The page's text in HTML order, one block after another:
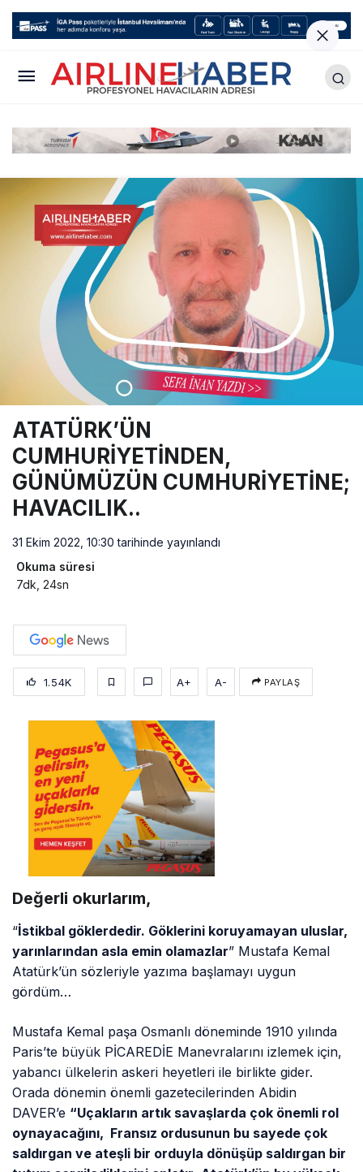
ATATÜRK’ÜN
CUMHURİYETİNDEN,
GÜNÜMÜZÜN CUMHURİYETİNE;
HAVACILIK..
31 Ekim 2022, 10:30 tarihinde yayınlandı
Okuma süresi
7dk, 24sn
1.54K A+ A- PAYLAŞ
Değerli okurlarım,
“İstikbal göklerdedir. Göklerini koruyamayan uluslar,
yarınlarından asla emin olamazlar” Mustafa Kemal
Atatürk’ün sözleriyle yazıma başlamayı uygun
gördüm…
Mustafa Kemal paşa Osmanlı döneminde 1910 yılında
Paris’te büyük PİCAREDİE Manevralarını izlemek için,
yabancı ülkelerin askeri heyetleri ile birlikte gider.
Orada dönemin önemli gazetecilerinden Abidin
DAVER’e “Uçakların artık savaşlarda çok önemli rol
oynayacağını, Fransız ordusunun bu sayede çok
saldırgan ve ateşli bir orduyla dönüşüp saldırgan bir